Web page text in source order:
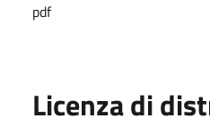
pdf
Licenza di